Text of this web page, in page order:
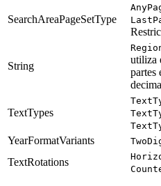
SearchAreaPageSetType
String
utiliza
partes
TextTypes
YearFormatVariants
TextRotations